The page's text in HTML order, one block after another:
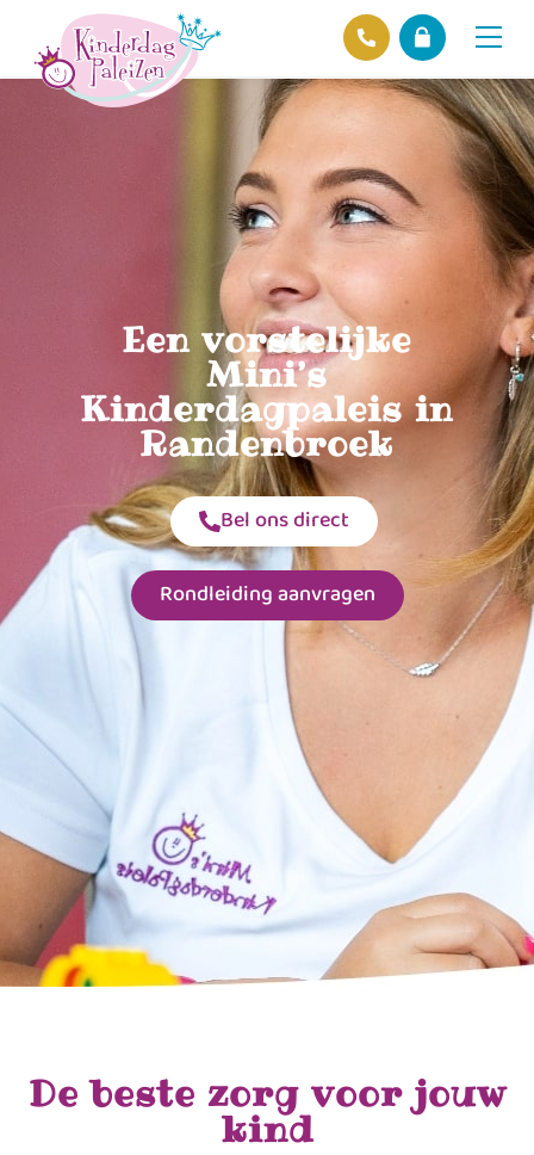
Een vorstelijke
Mini’s
Kinderdagpaleis in
Randenbroek
Bel ons direct
Rondleiding aanvragen
De beste zorg voor jouw
kind